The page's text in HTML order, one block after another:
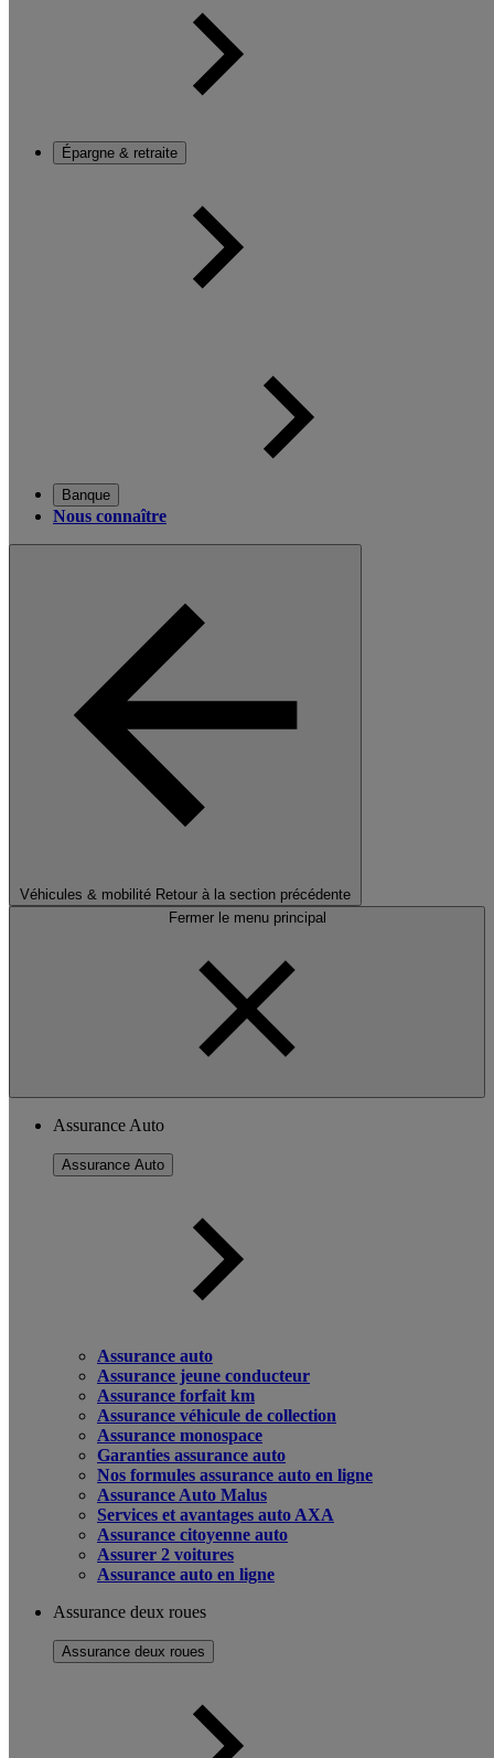
Épargne & retraite
Banque
Nous connaître
Véhicules & mobilité Retour à la section précédente
Fermer le menu principal
Assurance Auto
Assurance Auto
Assurance auto
Assurance jeune conducteur
Assurance forfait km
Assurance véhicule de collection
Assurance monospace
Garanties assurance auto
Nos formules assurance auto en ligne
Assurance Auto Malus
Services et avantages auto AXA
Assurance citoyenne auto
Assurer 2 voitures
Assurance auto en ligne
Assurance deux roues
Assurance deux roues